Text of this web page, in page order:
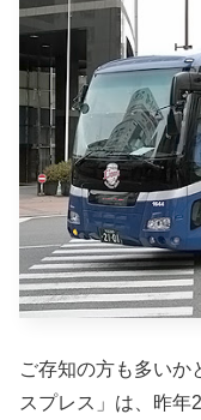
ご存知の方も多いか
スプレス」は、昨年